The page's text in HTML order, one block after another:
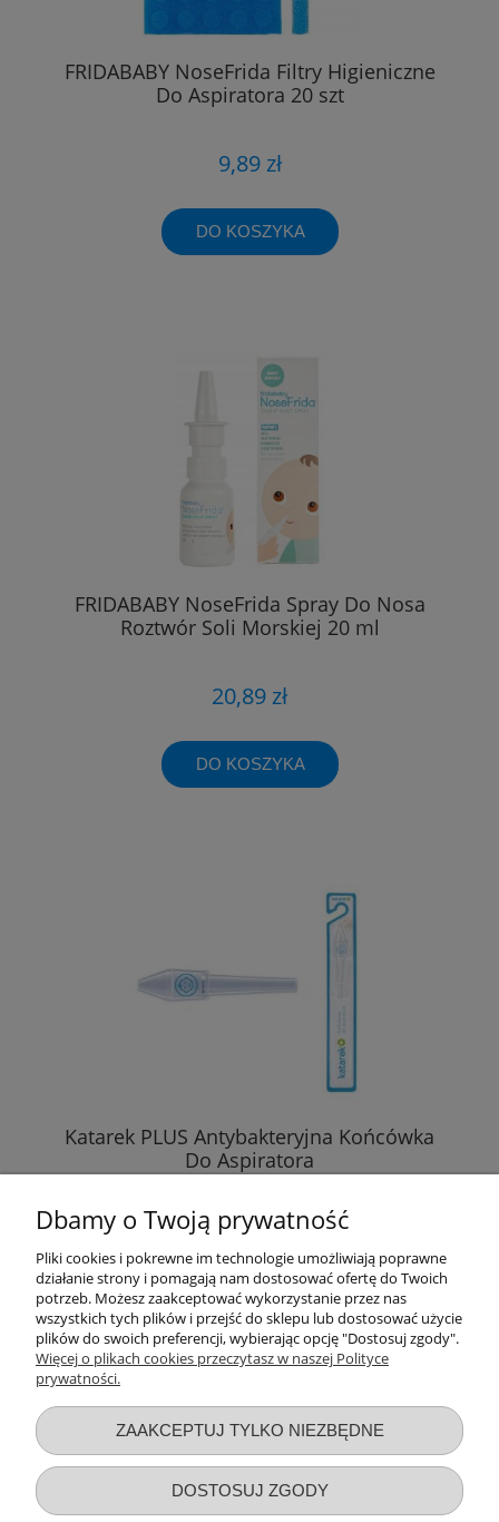
FRIDABABY NoseFrida Filtry Higieniczne
Do Aspiratora 20 szt
9,89 zł
DO KOSZYKA
FRIDABABY NoseFrida Spray Do Nosa
Roztwór Soli Morskiej 20 ml
20,89 zł
DO KOSZYKA
Katarek PLUS Antybakteryjna Końcówka
Do Aspiratora
8,89 zł
DO KOSZYKA
Dbamy o Twoją prywatność
Pliki cookies i pokrewne im technologie umożliwiają poprawne
działanie strony i pomagają nam dostosować ofertę do Twoich
potrzeb. Możesz zaakceptować wykorzystanie przez nas
wszystkich tych plików i przejść do sklepu lub dostosować użycie
plików do swoich preferencji, wybierając opcję "Dostosuj zgody".
Więcej o plikach cookies przeczytasz w naszej Polityce
prywatności.
ZAAKCEPTUJ TYLKO NIEZBĘDNE
DOSTOSUJ ZGODY